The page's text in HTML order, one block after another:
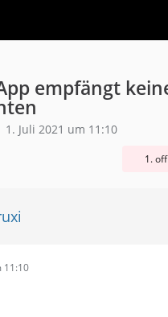
empfängt
1. Juli 2021 um 11:10
1.
11:10